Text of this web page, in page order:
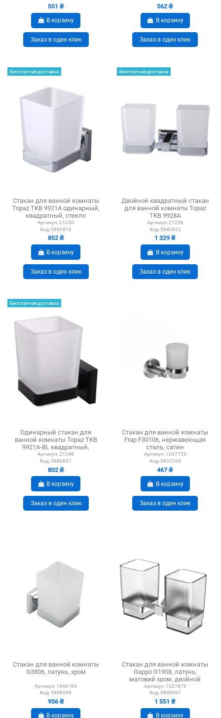
551 ₴
В корзину
Заказ в один клик
562 ₴
В корзину
Заказ в один клик
Бесплатная доставка
Стакан для ванной комнаты
Topaz TKB 9921A одинарный,
квадратный, стекло
Артикул:21230
Код: 5880816
852 ₴
В корзину
Заказ в один клик
Бесплатная доставка
Двойной квадратный стакан
для ванной комнаты Topaz
TKB 9928A
Артикул:21236
Код: 5880822
1 329 ₴
В корзину
Заказ в один клик
Бесплатная доставка
Одинарный стакан для
ванной комнаты Topaz TKB
9921A-BL квадратный,
черный
Артикул:21248
Код: 5880831
802 ₴
В корзину
Заказ в один клик
Стакан для ванной комнаты
Frap F30106, нержавеющая
сталь, сатин
Артикул: 1037755
Код: 5897268
467 ₴
В корзину
Заказ в один клик
Стакан для ванной комнаты
G3806, латунь, хром
Артикул: 1046769
Код: 5896098
956 ₴
В корзину
Стакан для ванной комнаты
Gappo G1908, латунь,
матовий хром, двойной
Артикул: 1037876
Код: 5896097
1 551 ₴
В корзину